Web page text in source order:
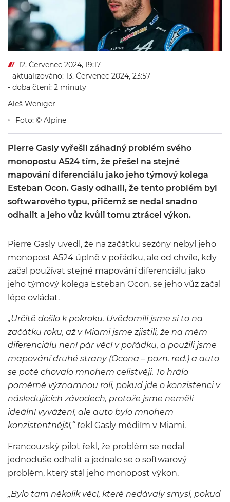
12. Červenec 2024, 19:17
- aktualizováno: 13. Červenec 2024, 23:57
- doba čtení: 2 minuty
Aleš Weniger
Foto: © Alpine
Pierre Gasly vyřešil záhadný problém svého
monopostu A524 tím, že přešel na stejné
mapování diferenciálu jako jeho týmový kolega
Esteban Ocon. Gasly odhalil, že tento problém byl
softwarového typu, přičemž se nedal snadno
odhalit a jeho vůz kvůli tomu ztrácel výkon.
Pierre Gasly uvedl, že na začátku sezóny nebyl jeho
monopost A524 úplně v pořádku, ale od chvíle, kdy
začal používat stejné mapování diferenciálu jako
jeho týmový kolega Esteban Ocon, se jeho vůz začal
lépe ovládat.
„Určitě došlo k pokroku. Uvědomili jsme si to na
začátku roku, až v Miami jsme zjistili, že na mém
diferenciálu není pár věcí v pořádku, a použili jsme
mapování druhé strany (Ocona – pozn. red.) a auto
se poté chovalo mnohem celistvěji. To hrálo
poměrně významnou roli, pokud jde o konzistenci v
následujících závodech, protože jsme neměli
ideální vyvážení, ale auto bylo mnohem
konzistentnější,“řekl Gasly médiím v Miami.
Francouzský pilot řekl, že problém se nedal
jednoduše odhalit a jednalo se o softwarový
problém, který stál jeho monopost výkon.
„Bylo tam několik věcí, které nedávaly smysl, pokud